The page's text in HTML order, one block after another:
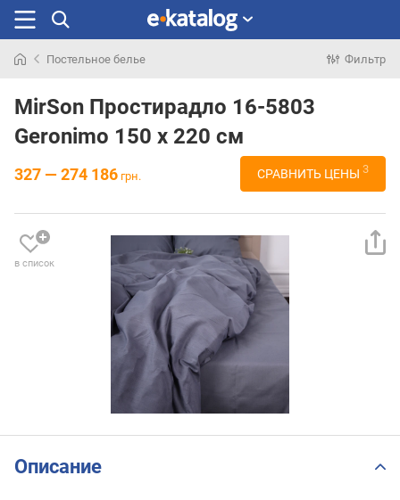
раньше
Постельное белье Фильтр
MirSon Простирадло 16-5803
Geronimo 150 х 220 см
327 — 274 186 грн. СРАВНИТЬ ЦЕНЫ 3
в список
Описание